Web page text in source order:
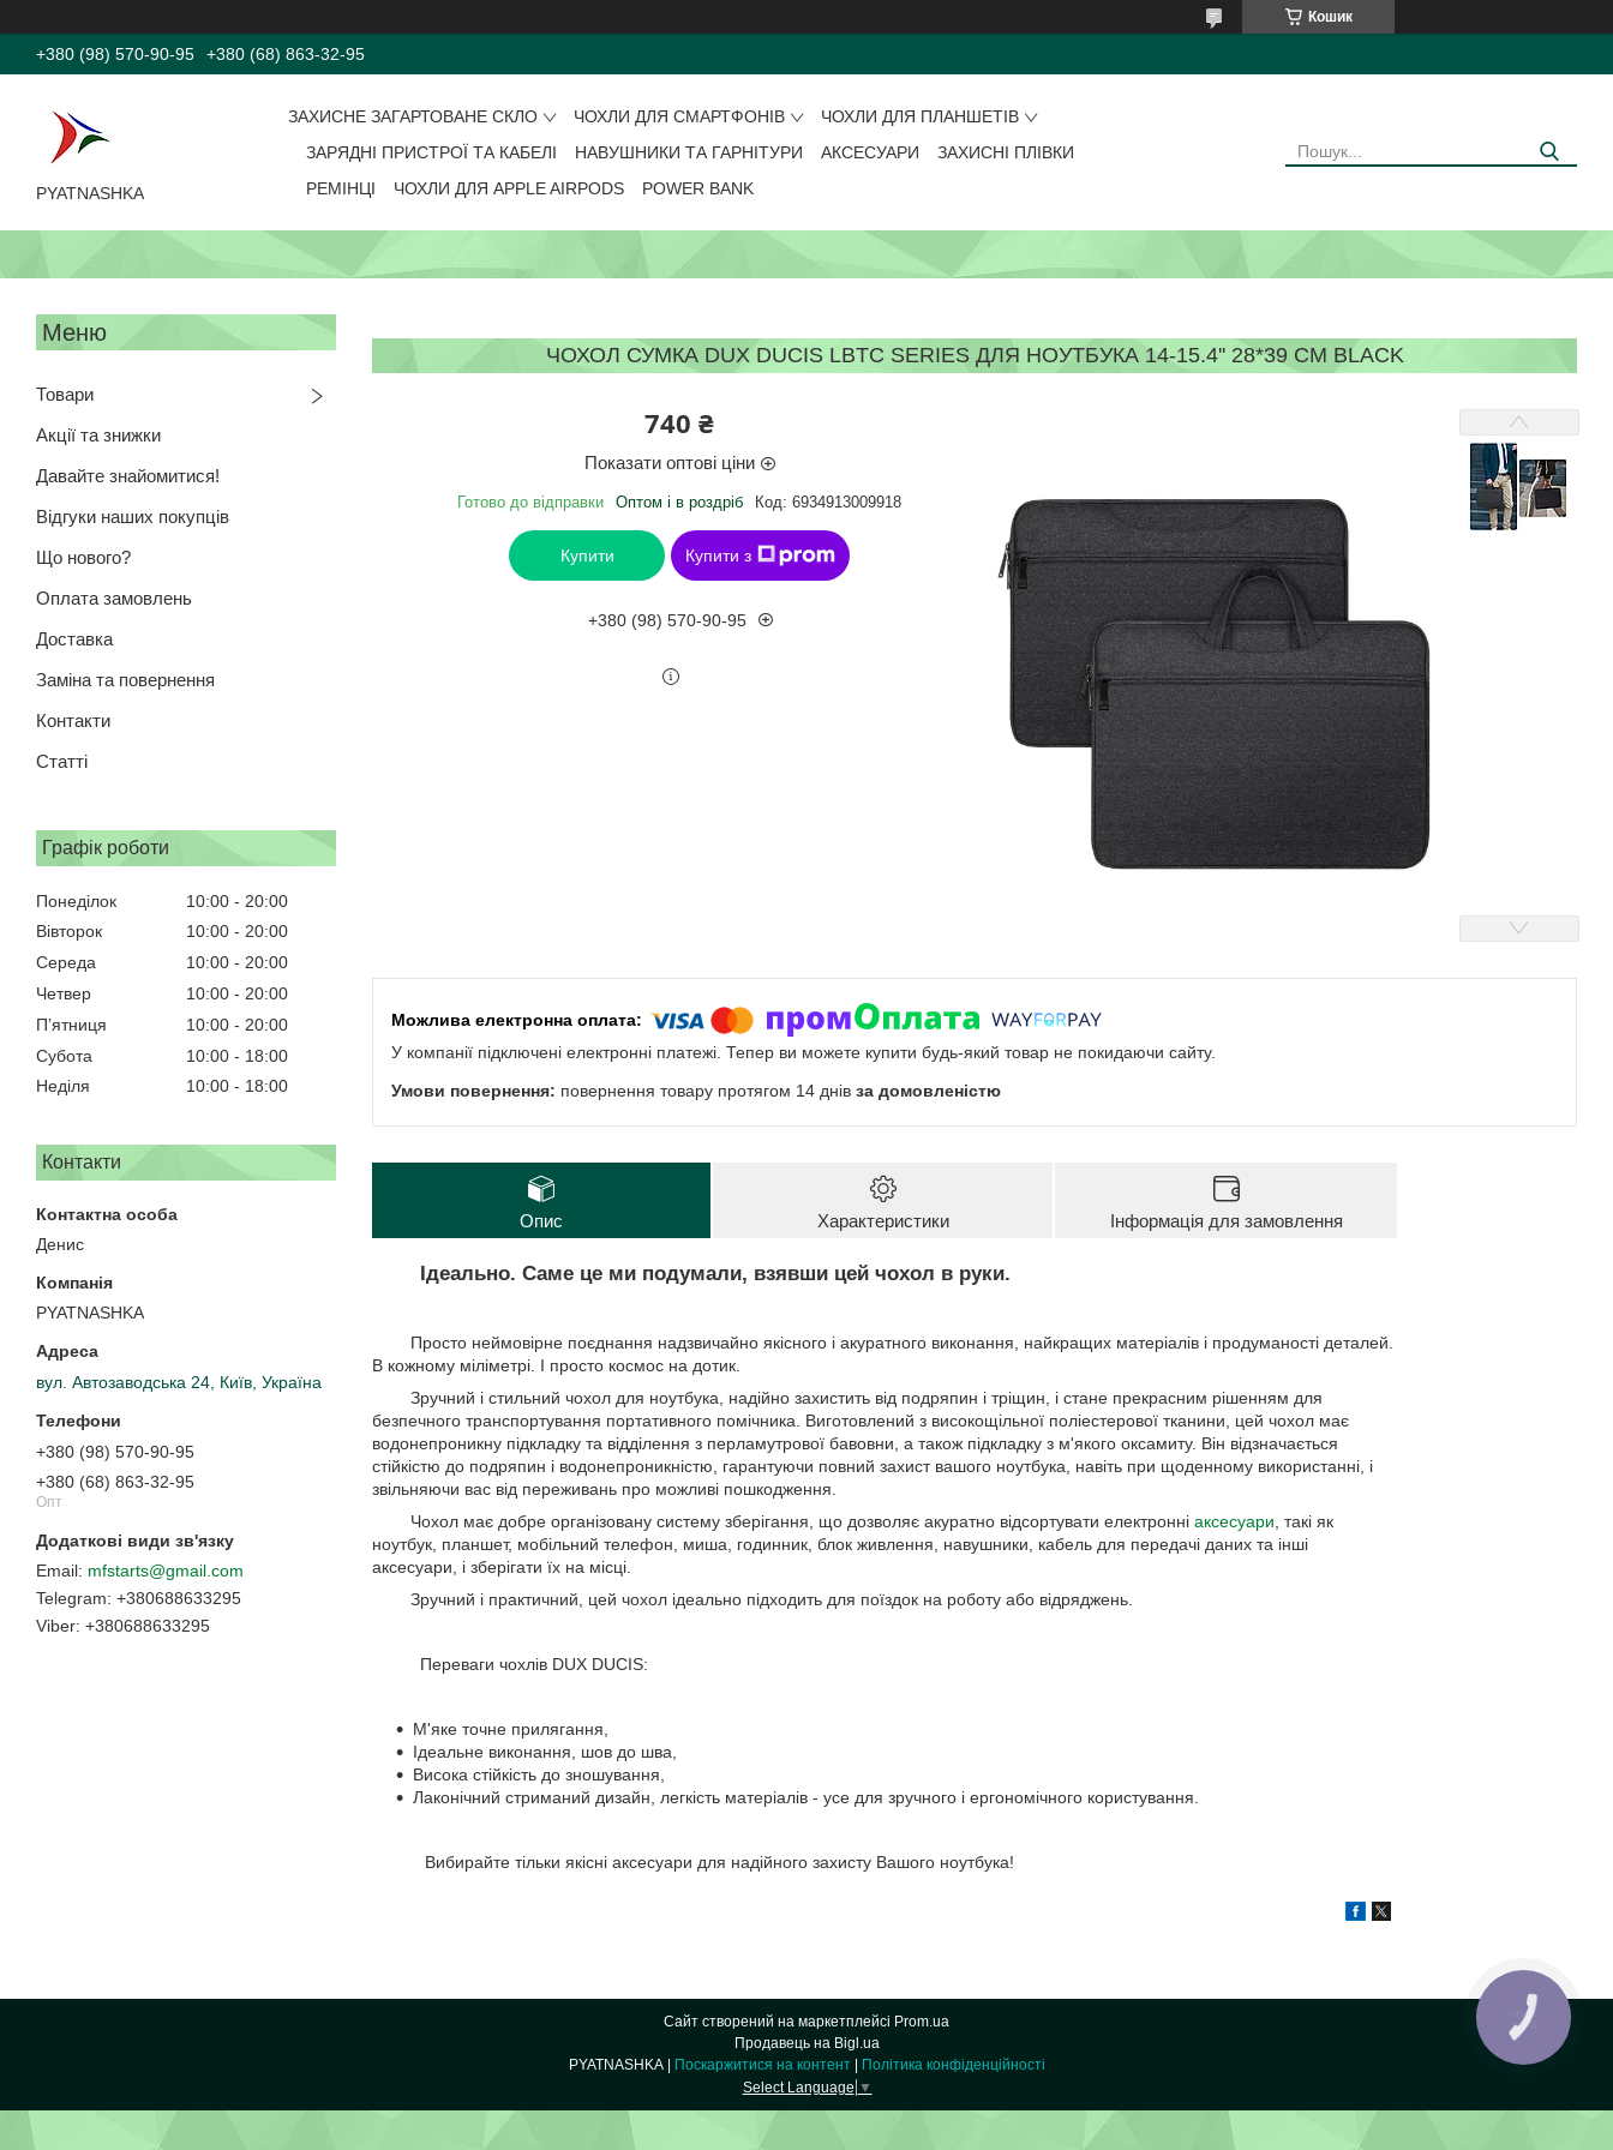
Кошик
+380 (98) 570-90-95 +380 (68) 863-32-95
PYATNASHKA
ЗАХИСНЕ ЗАГАРТОВАНЕ СКЛО ЧОХЛИ ДЛЯ СМАРТФОНІВ
ЧОХЛИ ДЛЯ ПЛАНШЕТІВ
ЗАРЯДНІ ПРИСТРОЇ ТА КАБЕЛІ
НАВУШНИКИ ТА ГАРНІТУРИ АКСЕСУАРИ
ЗАХИСНІ ПЛІВКИ
РЕМІНЦІ
ЧОХЛИ ДЛЯ APPLE AIRPODS POWER BANK
Товари
Акції та знижки
Давайте знайомитися!
Відгуки наших покупців
Що нового?
Оплата замовлень
Доставка
Заміна та повернення
Контакти
Статті
Графік роботи
Понеділок 10:00
20:00
Вівторок
10:00
20:00
Середа
10:00
20:00
Четвер
10:00
20:00
Пʼятниця
10:00
20:00
Субота
10:00
18:00
Неділя
10:00 18:00
Контакти
Денис
PYATNASHKA
вул. Автозаводська 24, Київ, Україна
+380 (98) 570-90-95
+380 (68) 863-32-95
Опт
mfstarts@gmail.com
+380688633295
+380688633295
ЧОХОЛ СУМКА DUX DUCIS LBTC SERIES ДЛЯ НОУТБУКА 14-15.4'' 28*39 СМ BLACK
740 ₴
Показати оптові ціни
Готово до відправки Оптом і в роздріб Код: 6934913009918
Купити Купити з
+380 (98) 570-90-95
У компанії підключені електронні платежі. Тепер ви можете купити будь-який товар не покидаючи сайту.
повернення товару протягом 14 днів за домовленістю
Опис Характеристики Інформація для замовлення
Ідеально. Саме це ми подумали, взявши цей чохол в руки.
Просто неймовірне поєднання надзвичайно якісного і акуратного виконання, найкращих матеріалів і продуманості деталей.
В кожному міліметрі. І просто космос на дотик.
Зручний і стильний чохол для ноутбука, надійно захистить від подряпин і тріщин, і стане прекрасним рішенням для
безпечного транспортування портативного помічника. Виготовлений з високощільної поліестерової тканини, цей чохол має
водонепроникну підкладку та відділення з перламутрової бавовни, а також підкладку з м'якого оксамиту. Він відзначається
стійкістю до подряпин і водонепроникністю, гарантуючи повний захист вашого ноутбука, навіть при щоденному використанні, і
звільняючи вас від переживань про можливі пошкодження.
Чохол має добре організовану систему зберігання, що дозволяє акуратно відсортувати електронні аксесуари, такі як
ноутбук, планшет, мобільний телефон, миша, годинник, блок живлення, навушники, кабель для передачі даних та інші
аксесуари, і зберігати їх на місці.
Зручний і практичний, цей чохол ідеально підходить для поїздок на роботу або відряджень.
Переваги чохлів DUX DUCIS:
М'яке точне прилягання,
Ідеальне виконання, шов до шва,
Висока стійкість до зношування,
Лаконічний стриманий дизайн, легкість матеріалів - усе для зручного і ергономічного користування.
Вибирайте тільки якісні аксесуари для надійного захисту Вашого ноутбука!
Сайт створений на маркетплейсі Prom.ua
Продавець на Bigl.ua
Поскаржитися на контент
Політика конфіденційності
Select Language ▼
КНОПКА
ЗВ'ЯЗКУ